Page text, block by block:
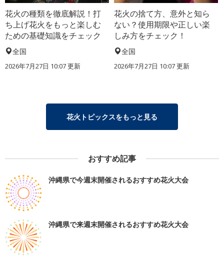
花火の種類を徹底解説！打
ち上げ花火をもっと楽しむ
ための基礎知識をチェック
全国
2026年7月27日 10:07 更新
花火の捨て方、意外と知ら
ない？使用期限や正しい楽
しみ方をチェック！
全国
2026年7月27日 10:07 更新
花火トピックスをもっと見る
おすすめ記事
沖縄県で今週末開催されるおすすめ花火大会
沖縄県で来週末開催されるおすすめ花火大会